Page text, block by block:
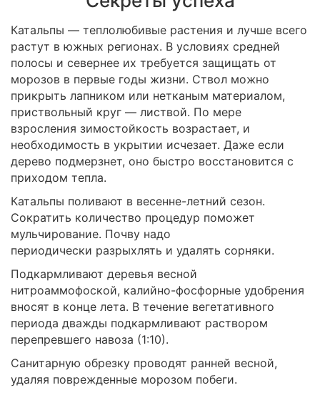
Катальпы — теплолюбивые растения и лучше всего
растут в южных регионах. В условиях средней
полосы и севернее их требуется защищать от
морозов в первые годы жизни. Ствол можно
прикрыть лапником или нетканым материалом,
приствольный круг — листвой. По мере
взросления зимостойкость возрастает, и
необходимость в укрытии исчезает. Даже если
дерево подмерзнет, оно быстро восстановится с
приходом тепла.
Катальпы поливают в весенне-летний сезон.
Сократить количество процедур поможет
мульчирование. Почву надо
периодически разрыхлять и удалять сорняки.
Подкармливают деревья весной
нитроаммофоской, калийно-фосфорные удобрения
вносят в конце лета. В течение вегетативного
периода дважды подкармливают раствором
перепревшего навоза (1:10).
Санитарную обрезку проводят ранней весной,
удаляя поврежденные морозом побеги.